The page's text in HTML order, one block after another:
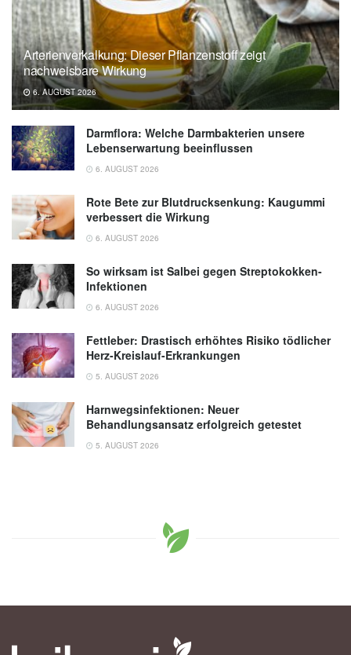
Lancet Gastroenterology & Hepatology
(veröffentlicht Juni 2024),Lancet
Gastroenterology & Hepatology
Cleveland Clinic: Gut Reaction: Home
Remedies To Help Manage Your IBS
(veröffentlicht 06.09.2024),Cleveland Clinic
Arterienverkalkung: Dieser Pflanzenstoff zeigt
nachweisbare Wirkung
6. AUGUST 2026
Darmflora: Welche Darmbakterien unsere
Lebenserwartung beeinflussen
6. AUGUST 2026
Rote Bete zur Blutdrucksenkung: Kaugummi
verbessert die Wirkung
6. AUGUST 2026
So wirksam ist Salbei gegen Streptokokken-
Infektionen
6. AUGUST 2026
Fettleber: Drastisch erhöhtes Risiko tödlicher
Herz-Kreislauf-Erkrankungen
5. AUGUST 2026
Harnwegsinfektionen: Neuer
Behandlungsansatz erfolgreich getestet
5. AUGUST 2026